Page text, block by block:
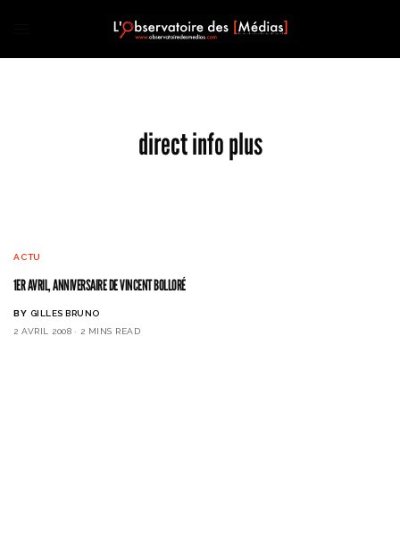
direct info plus
ACTU
1ER AVRIL, ANNIVERSAIRE DE VINCENT BOLLORÉ
BY GILLES BRUNO
2 AVRIL 2008
2 MINS READ